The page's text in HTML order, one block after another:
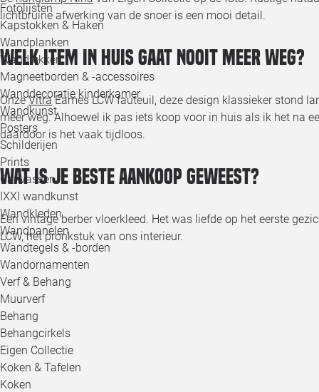
Fotolijsten
Kapstokken & Haken
Wandplanken
Wandrekken
Magneetborden & -accessoires
Wanddecoratie kinderkamer
Wandkunst
Posters
Schilderijen
Prints
Canvassen
IXXI wandkunst
Wandkleden
Wandpanelen
Wandtegels & -borden
Wandornamenten
Verf & Behang
Muurverf
Behang
Behangcirkels
Eigen Collectie
Koken & Tafelen
Koken
lichtbruine afwerking van de snoer is een mooi detail.
Welk item in huis gaat nooit meer weg?
OnzeVitraEames LCW fauteuil, deze design klassieker stond
meer weg. Alhoewel ik pas iets koop voor in huis als ik het na
daardoor is het vaak tijdloos.
Wat is je beste aankoop geweest?
Een vintage berber vloerkleed. Het was liefde op het eerste
LCW, het pronkstuk van ons interieur.